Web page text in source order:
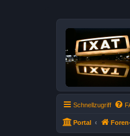
Schnellzugriff
Portal